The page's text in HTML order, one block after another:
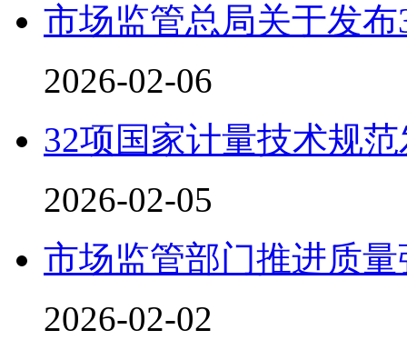
市场监管总局关于发
2026-02-06
32项国家计量技术规
2026-02-05
市场监管部门推进质
2026-02-02